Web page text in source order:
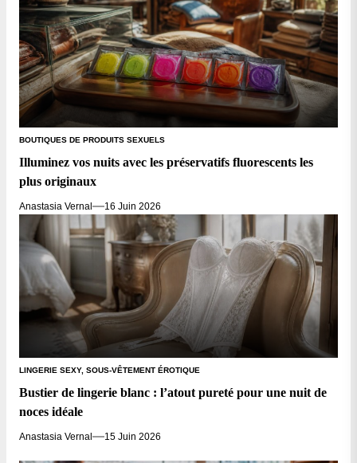
BOUTIQUES DE PRODUITS SEXUELS
Illuminez vos nuits avec les préservatifs fluorescents les
plus originaux
Anastasia Vernal 16 Juin 2026
LINGERIE SEXY, SOUS-VÊTEMENT ÉROTIQUE
Bustier de lingerie blanc : l’atout pureté pour une nuit de
noces idéale
Anastasia Vernal 15 Juin 2026